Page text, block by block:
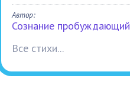
Автор:
Сознание пробуждающий
Все стихи...